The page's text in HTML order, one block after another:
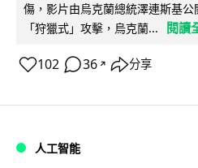
傷，影片由烏克蘭總統澤連斯基
「狩獵式」攻擊，烏克蘭...
閱讀
102 36 ↗ 分享
人工智能